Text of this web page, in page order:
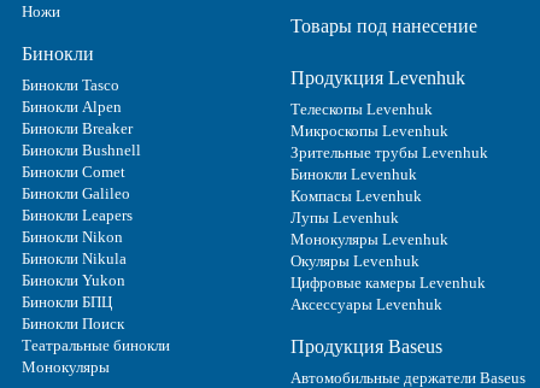
Ножи
Бинокли
Бинокли Tasco
Бинокли Alpen
Бинокли Breaker
Бинокли Bushnell
Бинокли Comet
Бинокли Galileo
Бинокли Leapers
Бинокли Nikon
Бинокли Nikula
Бинокли Yukon
Бинокли БПЦ
Бинокли Поиск
Театральные бинокли
Монокуляры
Товары под нанесение
Продукция Levenhuk
Телескопы Levenhuk
Микроскопы Levenhuk
Зрительные трубы Levenhuk
Бинокли Levenhuk
Компасы Levenhuk
Лупы Levenhuk
Монокуляры Levenhuk
Окуляры Levenhuk
Цифровые камеры Levenhuk
Аксессуары Levenhuk
Продукция Baseus
Автомобильные держатели Baseus